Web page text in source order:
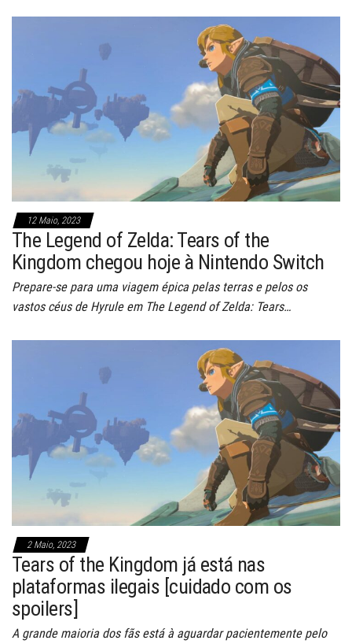
12 Maio, 2023
The Legend of Zelda: Tears of the
Kingdom chegou hoje à Nintendo Switch
Prepare-se para uma viagem épica pelas terras e pelos os
vastos céus de Hyrule em The Legend of Zelda: Tears…
2 Maio, 2023
Tears of the Kingdom já está nas
plataformas ilegais [cuidado com os
spoilers]
A grande maioria dos fãs está à aguardar pacientemente pelo